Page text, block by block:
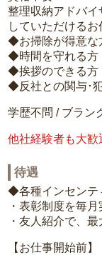
整理収納アドバ
していただけるお
◆お掃除が得意な
◆時間を守れる方
◆挨拶のできる方
◆反社との関与･
学歴不問 / ブラン
他社経験者も大歓
待遇
◆各種インセンテ
・表彰制度を毎
・友人紹介で、
【お仕事開始前】